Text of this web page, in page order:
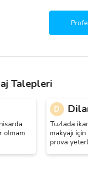
Talepleri
olmam
D
Tuzlada
makyajı
prova